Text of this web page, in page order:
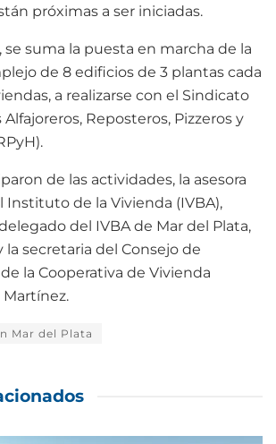
próximas a ser iniciadas.
se suma la puesta en marcha de la
de 8 edificios de 3 plantas cada
a realizarse con el Sindicato
Reposteros, Pizzeros y
de las actividades, la asesora
Instituto de la Vivienda (IVBA),
del IVBA de Mar del Plata,
la secretaria del Consejo de
la Cooperativa de Vivienda
Martínez.
Mar del Plata